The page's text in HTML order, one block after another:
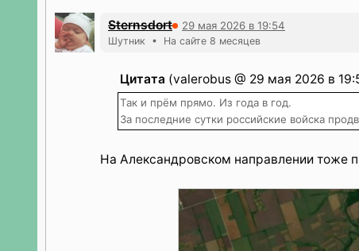
Sternsdort 29 мая 2026 в 19:54
Шутник • На сайте 8 месяцев
Цитата (valerobus @ 29 мая 2026 в
Так и прëм прямо. Из года в год.
За последние сутки российские войска
На Александровском направлении тоже